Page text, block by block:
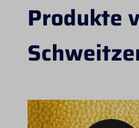
Produkte